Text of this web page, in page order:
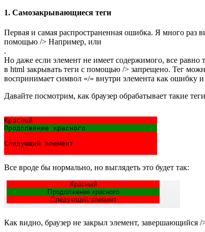
1. Самозакрывающиеся теги
Первая и самая распространенная ошибка. Я много раз
помощью /> Например, или
.
Но даже если элемент не имеет содержимого, все равно
в html закрывать теги с помощью /> запрещено. Тег
воспринимает символ «/» внутри элемента как ошибку
Давайте посмотрим, как браузер обрабатывает такие
Красный
Продолжение красного
Следующий элемент
Все вроде бы нормально, но выглядеть это будет так:
Как видно, браузер не закрыл элемент,